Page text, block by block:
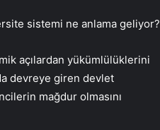
sistemi ne anlama geliyor?
açılardan yükümlülüklerini
devreye giren devlet
mağdur olmasını